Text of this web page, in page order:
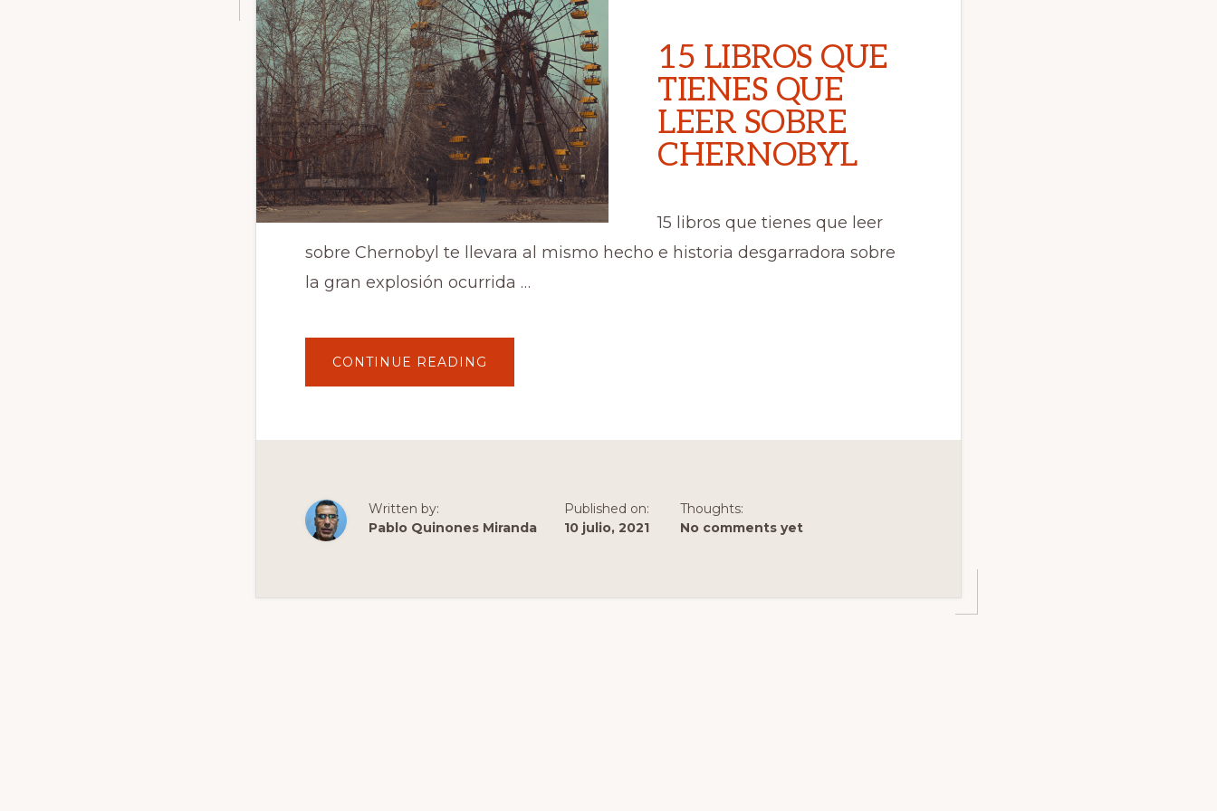
15 LIBROS QUE
TIENES QUE
LEER SOBRE
CHERNOBYL
15 libros que tienes que leer
sobre Chernobyl te llevara al mismo hecho e historia desgarradora sobre
la gran explosión ocurrida …
CONTINUE READING
LIBROS
LEER
Written by:
Pablo Quinones Miranda
Published on:
10 julio, 2021
Thoughts:
No comments yet